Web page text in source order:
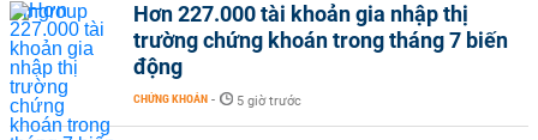
Hơn 227.000 tài khoản gia nhập thị
trường chứng khoán trong tháng 7 biến
động
CHỨNG KHOÁN - 5 giờ trước